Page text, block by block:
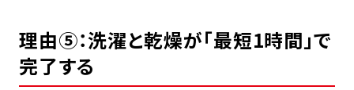
理由⑤：洗濯と乾燥が「最短1時間」で
完了する